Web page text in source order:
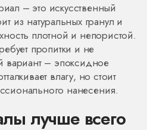
– это искусственный
из натуральных гранул и
плотной и непористой.
пропитки и не
вариант – эпоксидное
влагу, но стоит
нанесения.
лучше всего